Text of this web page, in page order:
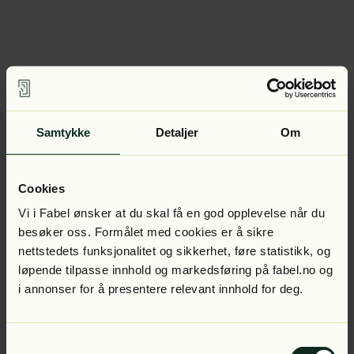
Samtykke Detaljer Om
Cookies
Vi i Fabel ønsker at du skal få en god opplevelse når du
besøker oss. Formålet med cookies er å sikre
nettstedets funksjonalitet og sikkerhet, føre statistikk, og
løpende tilpasse innhold og markedsføring på fabel.no og
i annonser for å presentere relevant innhold for deg.